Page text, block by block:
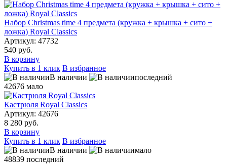
Набор Christmas time 4 предмета (кружка + крышка + сито +
ложка) Royal Classics
Артикул: 47732
540 руб.
В корзину
Купить в 1 клик В избранное
В наличии
последний
42676 мало
Кастрюля Royal Classics
Артикул: 42676
8 280 руб.
В корзину
Купить в 1 клик В избранное
В наличии
мало
48839 последний